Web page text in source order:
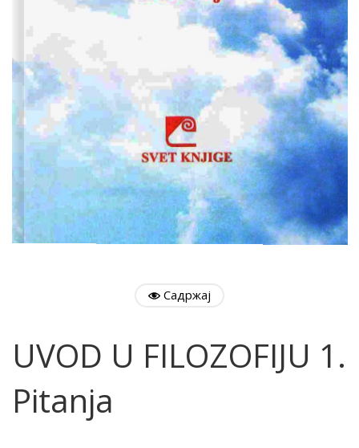
Садржај
UVOD U FILOZOFIJU 1.
Pitanja